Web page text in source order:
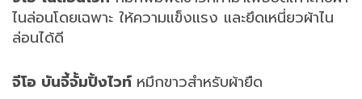
ไนล่อนโดยเฉพาะ ให้ความแข็งแรง และยึดเหนี่ยวผ้าไน
ล่อนได้ดี
จีโอ บันจี้จั้มปิ้งไวท์ หมึกขาวสำหรับผ้ายืด